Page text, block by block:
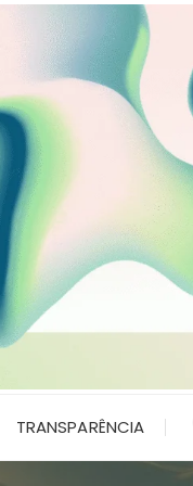
TRANSPARÊNCIA